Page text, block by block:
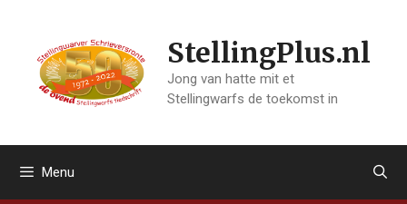
inhoud
StellingPlus.nl
Jong van hatte mit et
Stellingwarfs de toekomst in
Menu